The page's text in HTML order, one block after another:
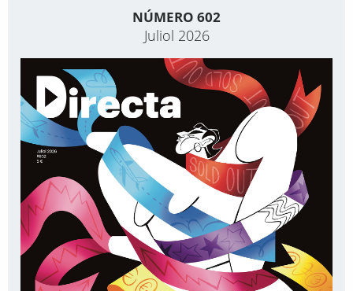
NÚMERO 602
Juliol 2026